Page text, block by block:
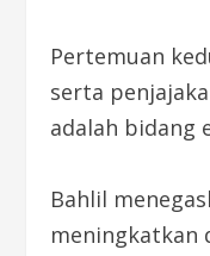
Pertemuan
serta
adalah bidang
Bahlil
meningkatkan